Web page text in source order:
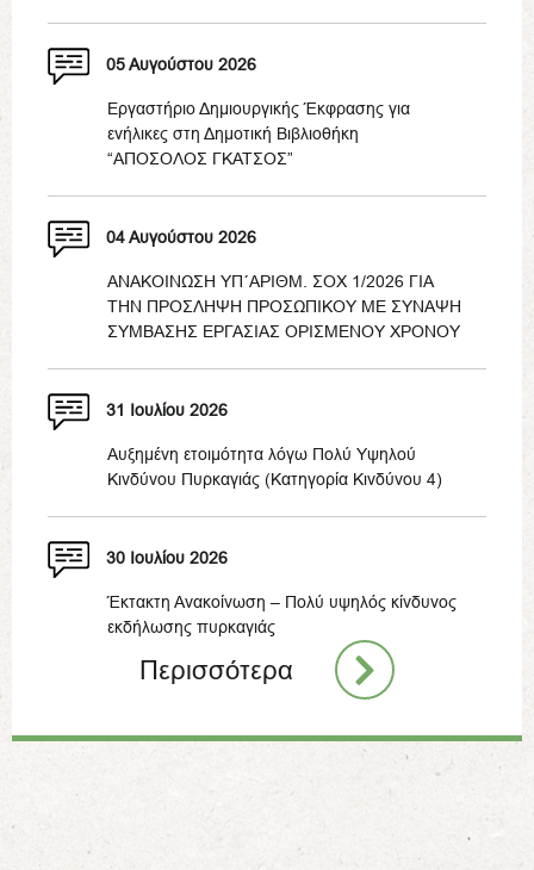
05 Αυγούστου 2026
Εργαστήριο Δημιουργικής Έκφρασης για
ενήλικες στη Δημοτική Βιβλιοθήκη
“ΑΠΟΣΟΛΟΣ ΓΚΑΤΣΟΣ”
04 Αυγούστου 2026
ΑΝΑΚΟΙΝΩΣΗ ΥΠ΄ΑΡΙΘΜ. ΣΟΧ 1/2026 ΓΙΑ
ΤΗΝ ΠΡΟΣΛΗΨΗ ΠΡΟΣΩΠΙΚΟΥ ΜΕ ΣΥΝΑΨΗ
ΣΥΜΒΑΣΗΣ ΕΡΓΑΣΙΑΣ ΟΡΙΣΜΕΝΟΥ ΧΡΟΝΟΥ
31 Ιουλίου 2026
Αυξημένη ετοιμότητα λόγω Πολύ Υψηλού
Κινδύνου Πυρκαγιάς (Κατηγορία Κινδύνου 4)
30 Ιουλίου 2026
Έκτακτη Ανακοίνωση – Πολύ υψηλός κίνδυνος
εκδήλωσης πυρκαγιάς
Περισσότερα